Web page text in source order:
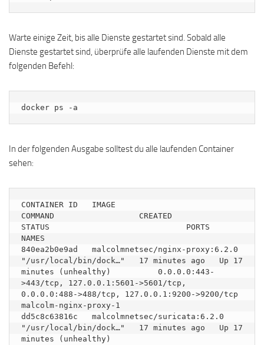
Warte einige Zeit, bis alle Dienste gestartet sind. Sobald alle
Dienste gestartet sind, überprüfe alle laufenden Dienste mit dem
folgenden Befehl:
docker ps -a
In der folgenden Ausgabe solltest du alle laufenden Container
sehen:
CONTAINER ID   IMAGE
COMMAND                  CREATED
STATUS                             PORTS
NAMES
840ea2b0e9ad   malcolmnetsec/nginx-proxy:6.2.0
"/usr/local/bin/dock…"   17 minutes ago   Up 17
minutes (unhealthy)          0.0.0.0:443-
>443/tcp, 127.0.0.1:5601->5601/tcp,
0.0.0.0:488->488/tcp, 127.0.0.1:9200->9200/tcp
malcolm-nginx-proxy-1
dd5c8c63816c   malcolmnetsec/suricata:6.2.0
"/usr/local/bin/dock…"   17 minutes ago   Up 17
minutes (unhealthy)